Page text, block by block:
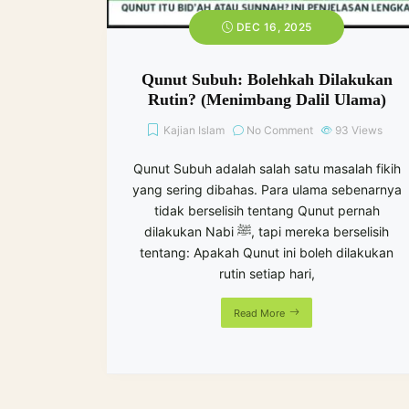
DEC 16, 2025
Qunut Subuh: Bolehkah Dilakukan
Rutin? (Menimbang Dalil Ulama)
Kajian Islam No Comment 93 Views
Qunut Subuh adalah salah satu masalah fikih
yang sering dibahas. Para ulama sebenarnya
tidak berselisih tentang Qunut pernah
dilakukan Nabi ﷺ, tapi mereka berselisih
tentang: Apakah Qunut ini boleh dilakukan
rutin setiap hari,
Read More